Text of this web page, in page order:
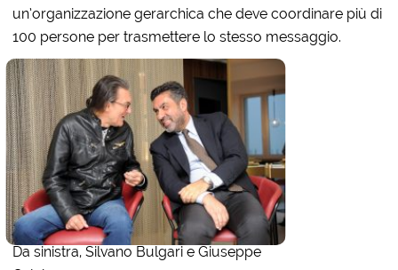
un’organizzazione gerarchica che deve coordinare più di
100 persone per trasmettere lo stesso messaggio.
Da sinistra, Silvano Bulgari e Giuseppe